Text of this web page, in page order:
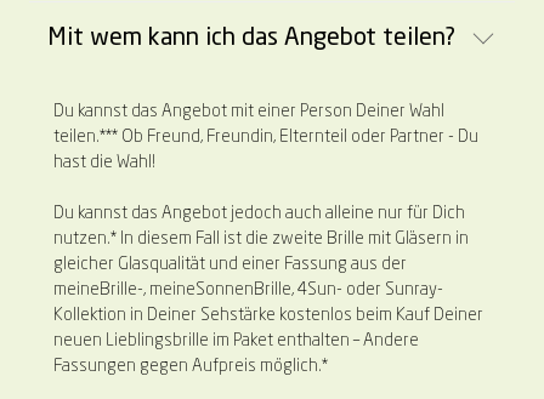
Mit wem kann ich das Angebot teilen?
Du kannst das Angebot mit einer Person Deiner Wahl
teilen.*** Ob Freund, Freundin, Elternteil oder Partner - Du
hast die Wahl!
Du kannst das Angebot jedoch auch alleine nur für Dich
nutzen.* In diesem Fall ist die zweite Brille mit Gläsern in
gleicher Glasqualität und einer Fassung aus der
meineBrille-, meineSonnenBrille, 4Sun- oder Sunray-
Kollektion in Deiner Sehstärke kostenlos beim Kauf Deiner
neuen Lieblingsbrille im Paket enthalten – Andere
Fassungen gegen Aufpreis möglich.*